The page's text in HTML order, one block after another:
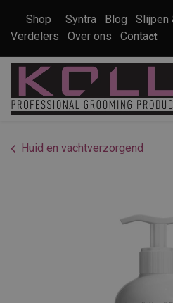
Shop Syntra Blog Slijpen
Verdelers
Over ons Contact
Huid en vachtverzorgend